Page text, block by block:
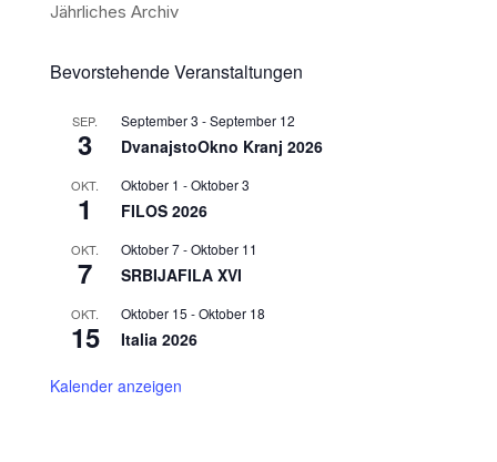
Jährliches Archiv
Bevorstehende Veranstaltungen
SEP.
3
September 3 -September 12
DvanajstoOkno Kranj 2026
OKT.
1
Oktober 1 -Oktober 3
FILOS 2026
OKT.
7
Oktober 7-Oktober 11
SRBIJAFILA XVI
OKT.
15
Oktober 15 -Oktober 18
Italia 2026
Kalender anzeigen